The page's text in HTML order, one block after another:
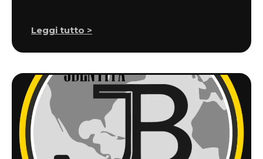
Leggi tutto >